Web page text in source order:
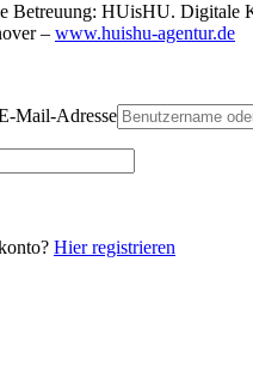
Betreuung: HUisHU. Digitale
– www.huishu-agentur.de
Mail-Adresse
Hier registrieren